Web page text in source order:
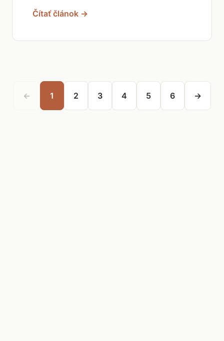
Čítať článok →
← 1 2 3 4 5 6 →